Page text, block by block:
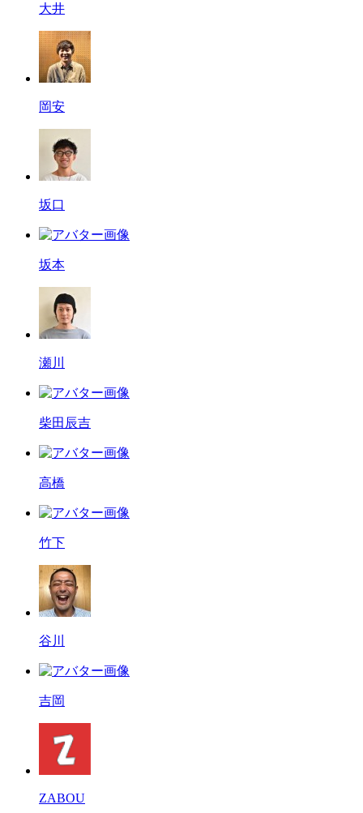
大井
岡安
坂口
坂本
瀬川
柴田辰吉
高橋
竹下
谷川
吉岡
ZABOU